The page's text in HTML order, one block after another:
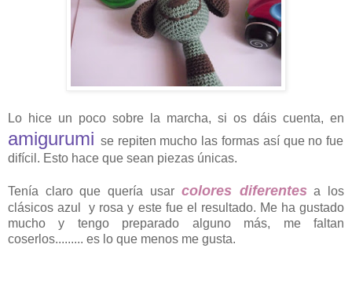
Lo hice un poco sobre la marcha, si os dáis cuenta, en
amigurumi se repiten mucho las formas así que no fue
difícil. Esto hace que sean piezas únicas.
Tenía claro que quería usar colores diferentes a los
clásicos azul y rosa y este fue el resultado. Me ha gustado
mucho y tengo preparado alguno más, me faltan
coserlos......... es lo que menos me gusta.